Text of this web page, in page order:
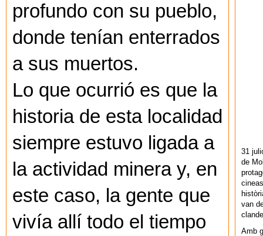
profundo con su pueblo,
donde tenían enterrados
a sus muertos.
Lo que ocurrió es que la
historia de esta localidad
siempre estuvo ligada a
la actividad minera y, en
este caso, la gente que
vivía allí todo el tiempo
31
de
van
Amb